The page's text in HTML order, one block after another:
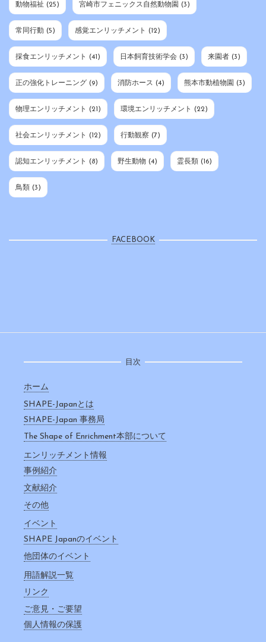
動物福祉 (25) 宮崎市フェニックス自然動物園 (3)
常同行動 (5) 感覚エンリッチメント (12)
採食エンリッチメント (41) 日本飼育技術学会 (3) 来園者 (3)
正の強化トレーニング (9) 消防ホース (4) 熊本市動植物園 (3)
物理エンリッチメント (21) 環境エンリッチメント (22)
社会エンリッチメント (12) 行動観察 (7)
認知エンリッチメント (8) 野生動物 (4) 霊長類 (16)
鳥類 (3)
FACEBOOK
目次
ホーム
SHAPE-Japanとは
SHAPE-Japan 事務局
The Shape of Enrichment本部について
エンリッチメント情報
事例紹介
文献紹介
その他
イベント
SHAPE Japanのイベント
他団体のイベント
用語解説一覧
リンク
ご意見・ご要望
個人情報の保護